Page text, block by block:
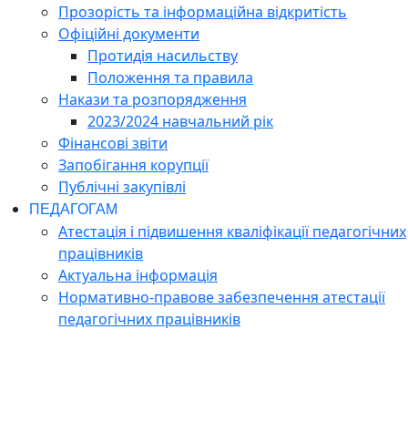
Прозорість та інформаційна відкритість
Офіційні документи
Протидія насильству
Положення та правила
Накази та розпорядження
2023/2024 навчальний рік
Фінансові звіти
Запобігання корупції
Публічні закупівлі
ПЕДАГОГАМ
Атестація і підвишення кваліфікації педагогічних
працівників
Актуальна інформація
Нормативно-правове забезпечення атестації
педагогічних працівників